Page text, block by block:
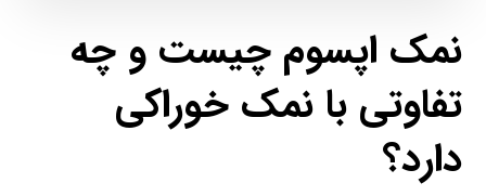
نمک اپسوم چیست و چه
تفاوتی با نمک خوراکی
دارد؟